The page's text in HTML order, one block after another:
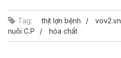
Tag: thịt lợn bệnh vov2.vn
nuôi C.P
hóa chất